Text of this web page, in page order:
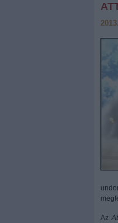
Az